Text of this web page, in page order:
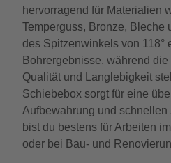
hervorragend für Materialien
Temperguss, Bronze, Bleche
des Spitzenwinkels von 118°
Bohrergebnisse, während
Qualität und Langlebigkeit
Schiebebox sorgt für eine
Aufbewahrung und schnellen
bist du bestens für Arbeiten
oder bei Bau- und